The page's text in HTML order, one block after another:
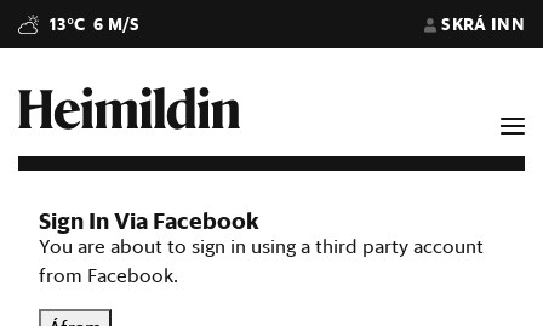
13°C 6 M/S SKRÁ INN
Sign In Via Facebook
You are about to sign in using a third party account
from Facebook.